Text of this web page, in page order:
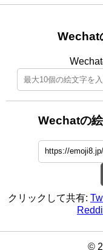
Wechat
Wechatの
クリックして共有:
©